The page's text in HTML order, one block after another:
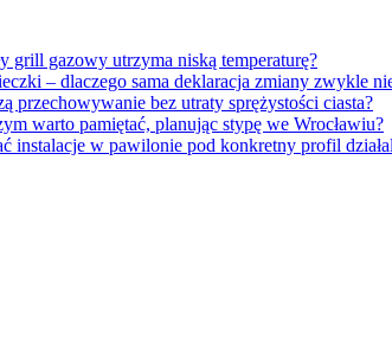
grill gazowy utrzyma niską temperaturę?
– dlaczego sama deklaracja zmiany zwykle
przechowywanie bez utraty sprężystości ciasta?
warto pamiętać, planując stypę we Wrocławiu?
instalacje w pawilonie pod konkretny profil